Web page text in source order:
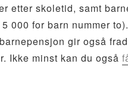
etter skoletid, samt
000 for barn nummer
gir også
Ikke minst kan du også